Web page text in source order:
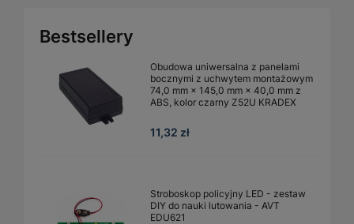
Bestsellery
Obudowa uniwersalna z panelami
bocznymi z uchwytem montażowym
74,0 mm × 145,0 mm × 40,0 mm z
ABS, kolor czarny Z52U KRADEX
11,32 zł
Stroboskop policyjny LED - zestaw
DIY do nauki lutowania - AVT
EDU621